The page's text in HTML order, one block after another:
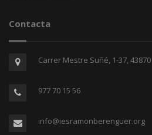
Contacta
Carrer Mestre Suñé, 1-37,
977 70 15 56
info@iesramonberenguer.org